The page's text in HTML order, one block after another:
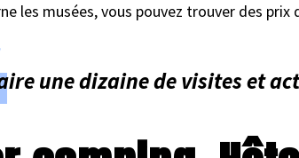
les musées, vous pouvez trouver des prix
une dizaine de visites et